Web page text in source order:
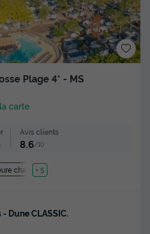
Plage 4* - MS
carte
Avis clients
8.6/10
chauffée
+ 5
Dune CLASSIC.